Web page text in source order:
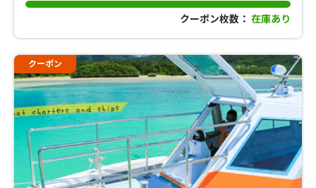
クーポン枚数： 在庫あり
クーポン